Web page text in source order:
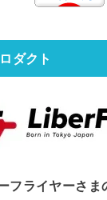
ダクト
フライヤーさま